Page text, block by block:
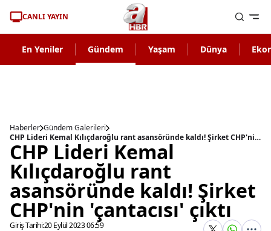
CANLI YAYIN
En Yeniler Gündem Yaşam Dünya
Haberler Gündem Galerileri
CHP Lideri Kemal Kılıçdaroğlu rant asansöründe kaldı! Şirket CHP'nin 'çantacısı' çıktı
CHP Lideri Kemal
Kılıçdaroğlu rant
asansöründe kaldı! Şirket
CHP'nin 'çantacısı' çıktı
Giriş Tarihi:20 Eylül 2023 06:59